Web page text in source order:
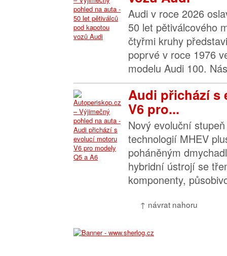
Audi v roce 2026
50 let pětiválcového
čtyřmi kruhy
poprvé v roce 1976
modelu Audi 100.
Audi přichází s
V6 pro...
Nový evoluční
technologií MHEV
poháněným
hybridní ústrojí se
komponenty,
↑ návrat nahoru